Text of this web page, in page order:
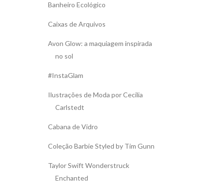
Banheiro Ecológico
Caixas de Arquivos
Avon Glow: a maquiagem inspirada
no sol
#InstaGlam
Ilustrações de Moda por Cecilia
Carlstedt
Cabana de Vidro
Coleção Barbie Styled by Tim Gunn
Taylor Swift Wonderstruck
Enchanted